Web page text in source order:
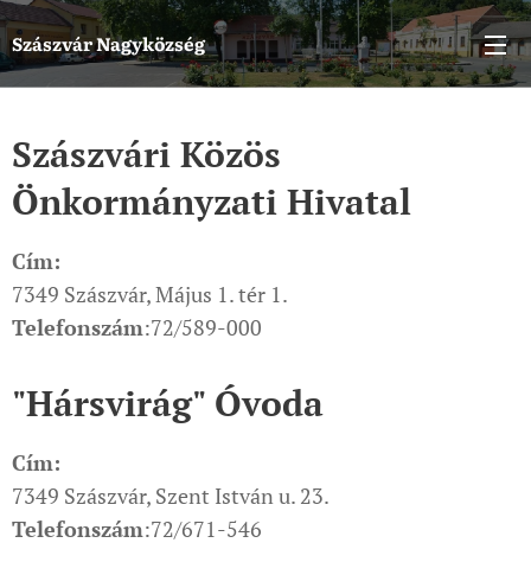
SzászvárNagyközség
Szászvári Közös
Önkormányzati Hivatal
Cím:
7349 Szászvár, Május 1. tér 1.
Telefonszám:72/589-000
"Hársvirág" Óvoda
Cím:
7349 Szászvár, Szent István u. 23.
Telefonszám:72/671-546